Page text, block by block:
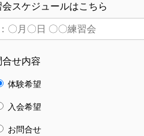
会スケジュールはこちら
合せ内容
体験希望
入会希望
お問合せ